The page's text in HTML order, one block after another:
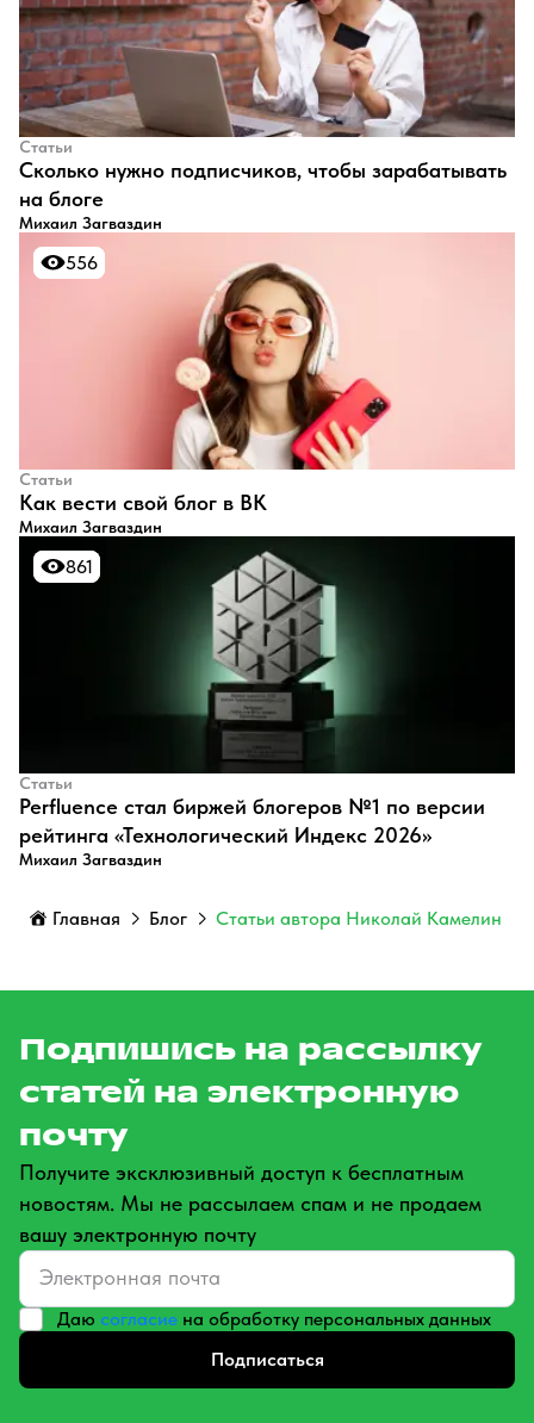
Статьи
​Сколько нужно подписчиков, чтобы зарабатывать
на блоге
Михаил Загваздин
556
556
Статьи
​Как вести свой блог в ВК
Михаил Загваздин
861
861
Статьи
Perfluence стал биржей блогеров №1 по версии
рейтинга «Технологический Индекс 2026»
Михаил Загваздин
Главная Блог Статьи автора Николай Камелин
Подпишись на рассылку
статей на электронную
почту
Получите эксклюзивный доступ к бесплатным
новостям. Мы не рассылаем спам и не продаем
вашу электронную почту
Даю согласие на обработку персональных данных
Подписаться